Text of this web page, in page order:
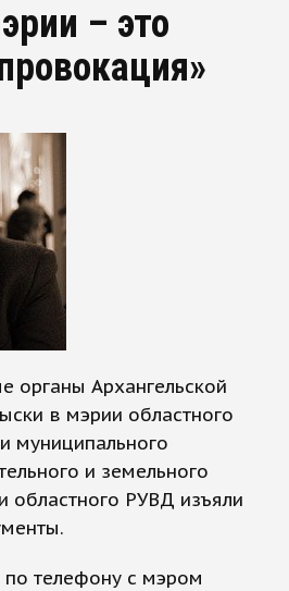
– это
органы Архангельской
в мэрии областного
муниципального
и земельного
областного РУВД изъяли
по телефону с мэром